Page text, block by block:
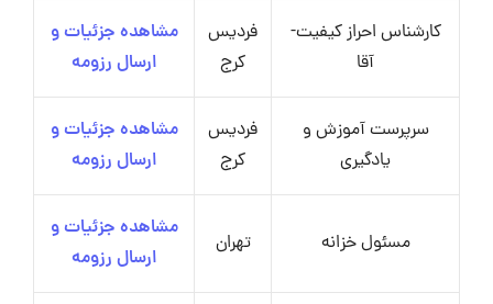
کارشناس احراز کیفیت-
آقا
فردیس
کرج
مشاهده جزئیات و
ارسال رزومه
سرپرست آموزش و
یادگیری
فردیس
کرج
مشاهده جزئیات و
ارسال رزومه
مسئول خزانه تهران
مشاهده جزئیات و
ارسال رزومه